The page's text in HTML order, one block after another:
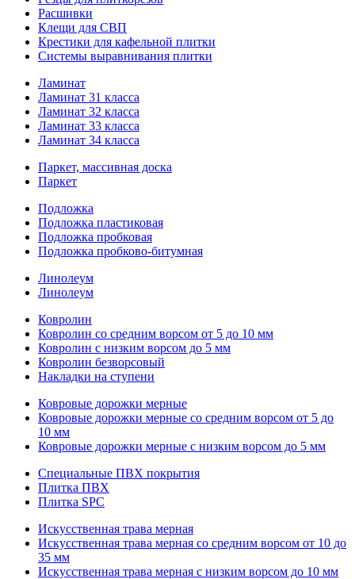
Расшивки
Клещи для СВП
Крестики для кафельной плитки
Системы выравнивания плитки
Ламинат
Ламинат 31 класса
Ламинат 32 класса
Ламинат 33 класса
Ламинат 34 класса
Паркет, массивная доска
Паркет
Подложка
Подложка пластиковая
Подложка пробковая
Подложка пробково-битумная
Линолеум
Линолеум
Ковролин
Ковролин со средним ворсом от 5 до 10 мм
Ковролин с низким ворсом до 5 мм
Ковролин безворсовый
Накладки на ступени
Ковровые дорожки мерные
Ковровые дорожки мерные со средним ворсом от 5 до
10 мм
Ковровые дорожки мерные с низким ворсом до 5 мм
Специальные ПВХ покрытия
Плитка ПВХ
Плитка SPC
Искуccтвенная трава мерная
Искусственная трава мерная со средним ворсом от 10 до
35 мм
Искусственная трава мерная с низким ворсом до 10 мм